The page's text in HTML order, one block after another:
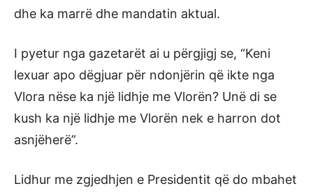
dhe ka marrë dhe mandatin aktual.
I pyetur nga gazetarët ai u përgjigj se, “Keni
lexuar apo dëgjuar për ndonjërin që ikte nga
Vlora nëse ka një lidhje me Vlorën? Unë di se
kush ka një lidhje me Vlorën nek e harron dot
asnjëherë”.
Lidhur me zgjedhjen e Presidentit që do mbahet